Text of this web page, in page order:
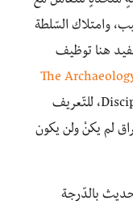
وامتلاك السّلطة
هنا توظيف
The
وفي Discipline and Punish، للتّعريف
لم يكنْ ولن يكون
بالدّرجة